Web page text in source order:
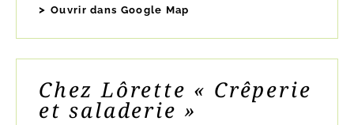
Ouvrir dans Google Map
Chez Lôrette « Crêperie
et saladerie »